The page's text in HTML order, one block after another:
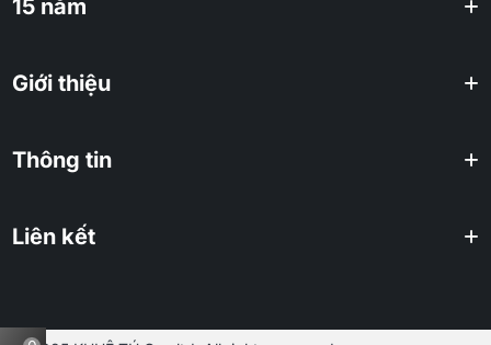
15 năm
Giới thiệu
Thông tin
Liên kết